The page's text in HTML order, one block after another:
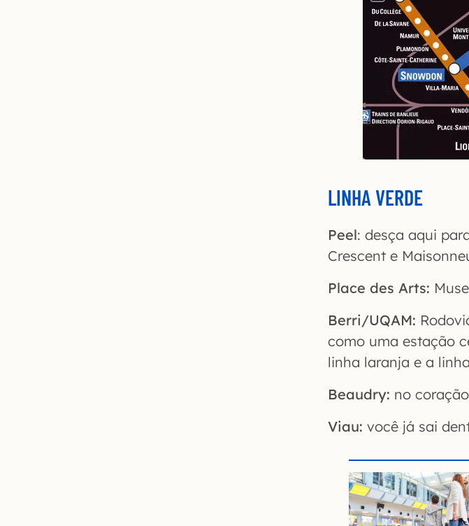
LINHA VERDE
Peel: desça aqui
Crescent e
Place des Arts:
Berri/UQAM:
como uma estação
linha laranja e a
Beaudry: no
Viau: você já sai